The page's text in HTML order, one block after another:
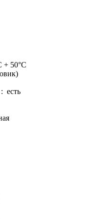
+ 50°C
: есть